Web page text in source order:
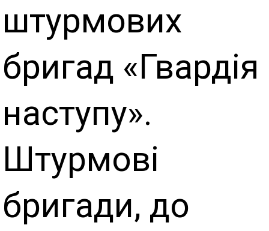
штурмових
бригад «Гвардія
наступу».
Штурмові
бригади, до